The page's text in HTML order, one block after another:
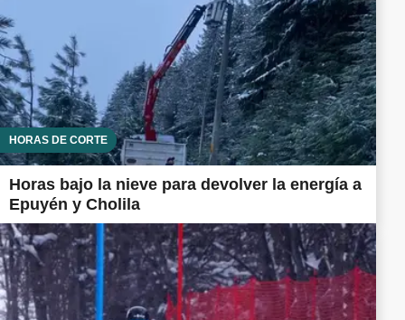
HORAS DE CORTE
Horas bajo la nieve para devolver la energía a
Epuyén y Cholila